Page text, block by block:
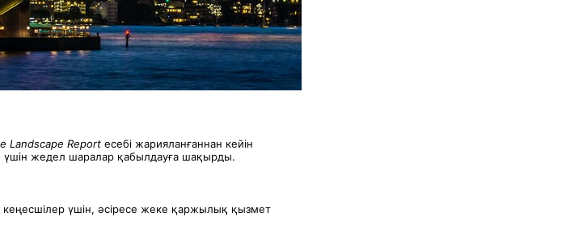
Landscape Report есебі жарияланғаннан кейін
үшін жедел шаралар қабылдауға шақырды.
кеңесшілер үшін, әсіресе жеке қаржылық қызмет